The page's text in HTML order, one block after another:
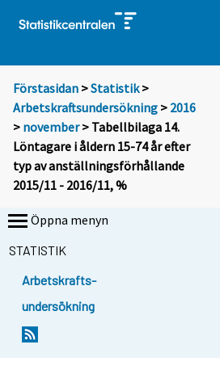
Förstasidan >Statistik >
Arbetskraftsundersökning > 2016
> november> Tabellbilaga 14.
Löntagare i åldern 15-74 år efter
typ av anställningsförhållande
2015/11 - 2016/11, %
Öppna menyn
STATISTIK
Arbetskrafts-
undersökning